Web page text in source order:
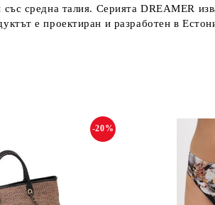
със средна талия. Серията DREAMER
е проектиран и разработен в
-20%